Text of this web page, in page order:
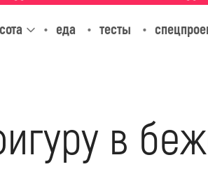
еда тесты
в